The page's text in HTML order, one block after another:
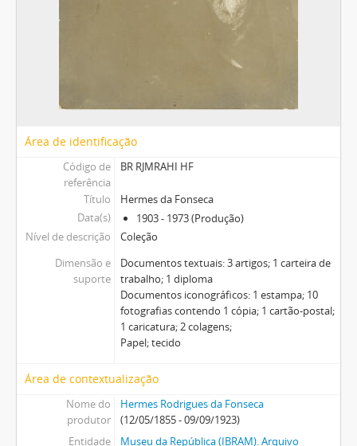
Área de identificação
Código de
referência
BR RJMRAHI HF
Título
Hermes da Fonseca
Data(s)
1903 - 1973 (Produção)
Nível de descrição
Coleção
Dimensão e
suporte
Documentos textuais: 3 artigos; 1 carteira de
trabalho; 1 diploma
Documentos iconográficos: 1 estampa; 10
fotografias contendo 1 cópia; 1 cartão-postal;
1 caricatura; 2 colagens;
Papel; tecido
Área de contextualização
Nome do
produtor
Hermes Rodrigues da Fonseca
(12/05/1855 - 09/09/1923)
Entidade
Museu da República (IBRAM). Arquivo